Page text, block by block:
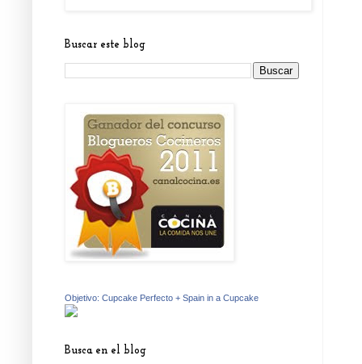
Buscar este blog
Objetivo: Cupcake Perfecto + Spain in a Cupcake
Busca en el blog